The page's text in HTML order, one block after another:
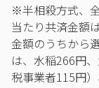
※半相殺方式、
当たり共済金額
金額のうちから
は、水稲266円
税事業者115円